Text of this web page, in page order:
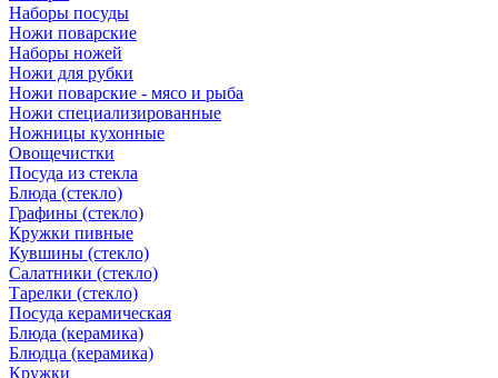
Наборы посуды
Ножи поварские
Наборы ножей
Ножи для рубки
Ножи поварские - мясо и рыба
Ножи специализированные
Ножницы кухонные
Овощечистки
Посуда из стекла
Блюда (стекло)
Графины (стекло)
Кружки пивные
Кувшины (стекло)
Салатники (стекло)
Тарелки (стекло)
Посуда керамическая
Блюда (керамика)
Блюдца (керамика)
Кружки